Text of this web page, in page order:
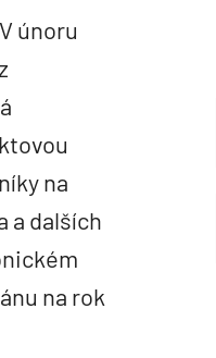
únoru
na
a dalších
na rok